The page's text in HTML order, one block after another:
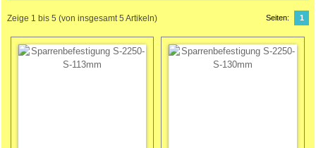
Zeige 1 bis 5 (von insgesamt5 Artikeln) Seiten: 1